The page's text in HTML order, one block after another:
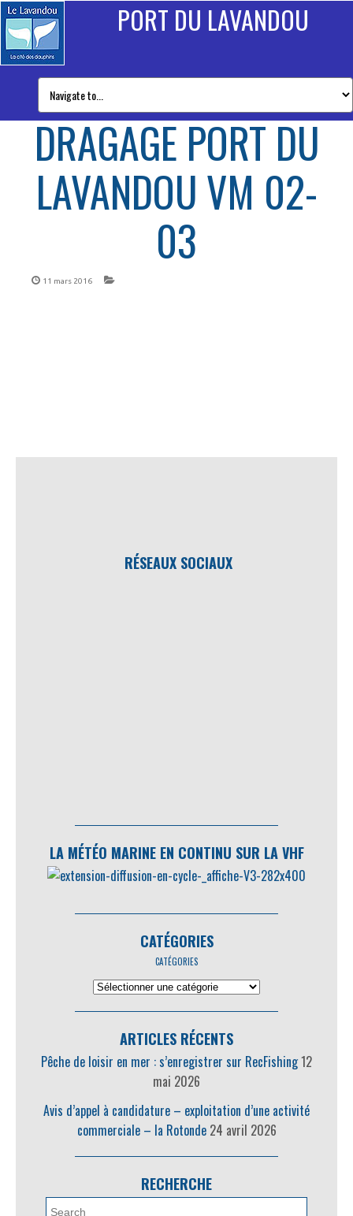
PORT DU LAVANDOU
DRAGAGE PORT DU
LAVANDOU VM 02-
03
11 mars 2016
RÉSEAUX SOCIAUX
LA MÉTÉO MARINE EN CONTINU SUR LA VHF
CATÉGORIES
CATÉGORIES
ARTICLES RÉCENTS
Pêche de loisir en mer : s’enregistrer sur RecFishing12
mai 2026
Avis d’appel à candidature – exploitation d’une activité
commerciale – la Rotonde 24 avril 2026
RECHERCHE